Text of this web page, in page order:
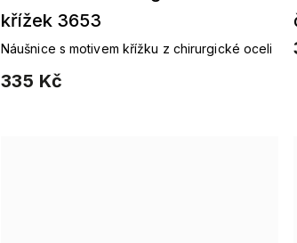
křížek 3653
335 Kč
Náušnice s motivem křížku z chirurgické oceli